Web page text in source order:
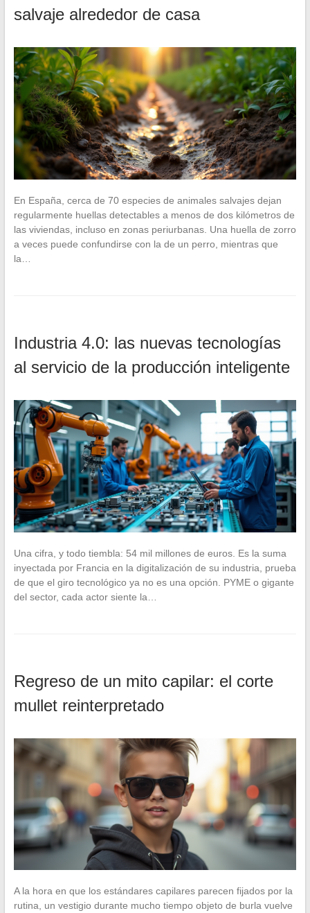
salvaje alrededor de casa
En España, cerca de 70 especies de animales salvajes dejan
regularmente huellas detectables a menos de dos kilómetros de
las viviendas, incluso en zonas periurbanas. Una huella de zorro
a veces puede confundirse con la de un perro, mientras que
la…
Industria 4.0: las nuevas tecnologías
al servicio de la producción inteligente
Una cifra, y todo tiembla: 54 mil millones de euros. Es la suma
inyectada por Francia en la digitalización de su industria, prueba
de que el giro tecnológico ya no es una opción. PYME o gigante
del sector, cada actor siente la…
Regreso de un mito capilar: el corte
mullet reinterpretado
A la hora en que los estándares capilares parecen fijados por la
rutina, un vestigio durante mucho tiempo objeto de burla vuelve